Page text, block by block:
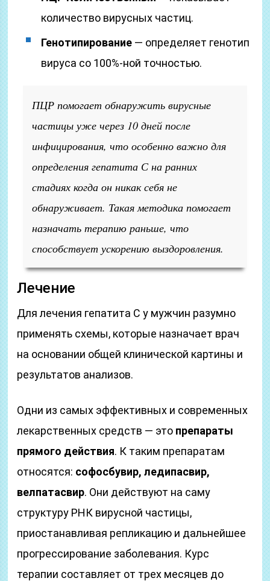
количество вирусных частиц.
Генотипирование — определяет генотип
вируса со 100%-ной точностью.
ПЦР помогает обнаружить вирусные
частицы уже через 10 дней после
инфицирования, что особенно важно для
определения гепатита С на ранних
стадиях когда он никак себя не
обнаруживает. Такая методика помогает
назначать терапию раньше, что
способствует ускорению выздоровления.
Лечение
Для лечения гепатита С у мужчин разумно
применять схемы, которые назначает врач
на основании общей клинической картины и
результатов анализов.
Одни из самых эффективных и современных
лекарственных средств — это препараты
прямого действия. К таким препаратам
относятся: софосбувир, ледипасвир,
велпатасвир. Они действуют на саму
структуру РНК вирусной частицы,
приостанавливая репликацию и дальнейшее
прогрессирование заболевания. Курс
терапии составляет от трех месяцев до